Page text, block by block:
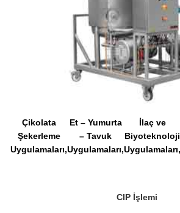
Çikolata
Şekerleme
Uygulamaları
Et – Yumurta
– Tavuk
Uygulamaları
İlaç ve
Biyoteknoloji
Uygulamaları
CIP İşlemi